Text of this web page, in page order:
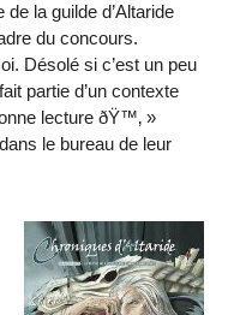
la guilde d’Altaride
du concours.
Désolé si c’est un peu
partie d’un contexte
lecture ðŸ™‚ »
le bureau de leur